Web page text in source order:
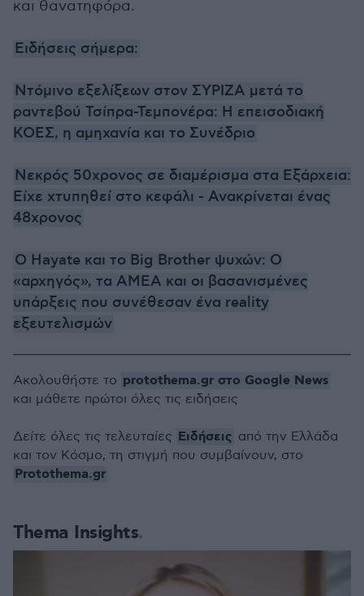
και θανατηφόρα.
Ειδήσεις σήμερα:
Ντόμινο εξελίξεων στον ΣΥΡΙΖΑ μετά το
ραντεβού Τσίπρα-Τεμπονέρα: Η επεισοδιακή
ΚΟΕΣ, η αμηχανία και το Συνέδριο
Νεκρός 50χρονος σε διαμέρισμα στα Εξάρχεια:
Είχε χτυπηθεί στο κεφάλι - Ανακρίνεται ένας
48χρονος
Ο Hayate και το Big Brother ψυχών: O
«αρχηγός», τα AMEA και οι βασανισμένες
υπάρξεις που συνέθεσαν ένα reality
εξευτελισμών
Thema Insights
Ακολουθήστε το protothema.gr στο Google News
και μάθετε πρώτοι όλες τις ειδήσεις
Δείτε όλες τις τελευταίες Ειδήσεις από την Ελλάδα
και τον Κόσμο, τη στιγμή που συμβαίνουν, στο
Protothema.gr